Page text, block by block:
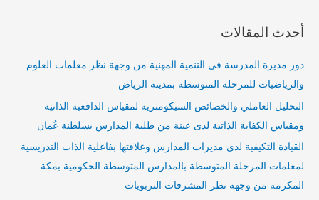
أحدث المقالات
دور مديرة المدرسة في التنمية المهنية من وجهة نظر معلمات العلوم
والرياضيات للمرحلة المتوسطة بمدينة الرياض
التحليل العاملي والخصائص السيكومترية لمقياس الدافعية الذاتية
ومقياس الكفاية الذاتية لدى عينة من طلبة المدارس بسلطنة عُمان
القيادة التكيفية لدى مديرات المدارس وعلاقتها بفاعلية الذات التدريسية
لمعلمات المرحلة المتوسطة بالمدارس المتوسطة الحكومية بمكة
المكرمة من وجهة نظر المشرفات التربويات